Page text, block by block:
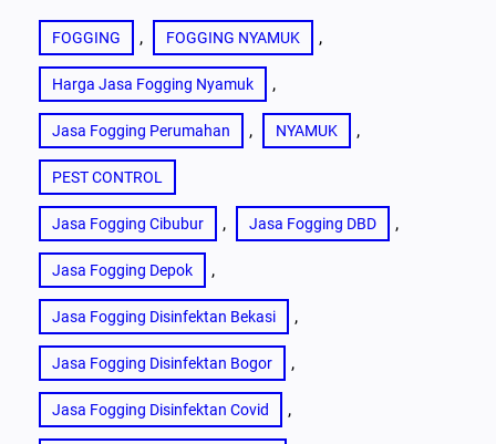
FOGGING , FOGGING NYAMUK ,
Harga Jasa Fogging Nyamuk ,
Jasa Fogging Perumahan , NYAMUK ,
PEST CONTROL
Jasa Fogging Cibubur , Jasa Fogging DBD ,
Jasa Fogging Depok ,
Jasa Fogging Disinfektan Bekasi ,
Jasa Fogging Disinfektan Bogor ,
Jasa Fogging Disinfektan Covid ,